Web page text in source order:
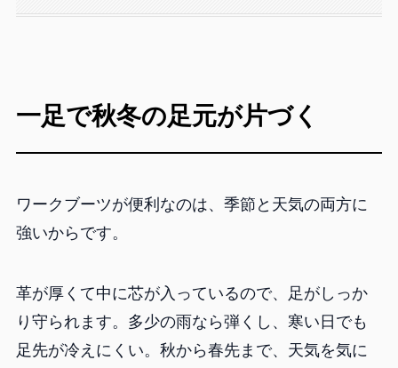
一足で秋冬の足元が片づく
ワークブーツが便利なのは、季節と天気の両方に
強いからです。
革が厚くて中に芯が入っているので、足がしっか
り守られます。多少の雨なら弾くし、寒い日でも
足先が冷えにくい。秋から春先まで、天気を気に